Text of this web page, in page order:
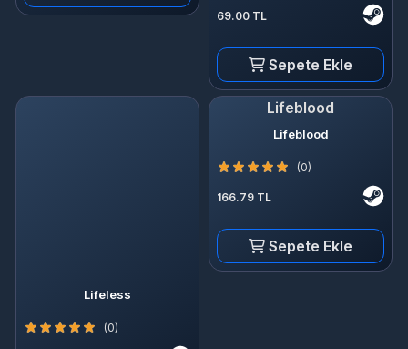
69.00 TL
Sepete Ekle
Lifeless
(0)
Lifeblood
Lifeblood
(0)
166.79 TL
Sepete Ekle